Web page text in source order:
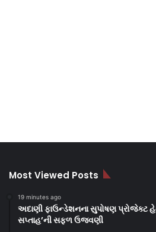
Most Viewed Posts
19 minutes ago
અદાણી ફાઉન્ડેશનના સુપોષણ પ્રોજેક્ટ
સપ્તાહ’ની સફળ ઉજવણી